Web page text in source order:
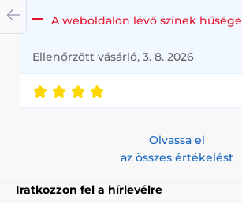
A weboldalon lévő színek hűsége
Ellenőrzött vásárló, 3. 8. 2026
Olvassa el
az összes értékelést
Iratkozzon fel a hírlevélre